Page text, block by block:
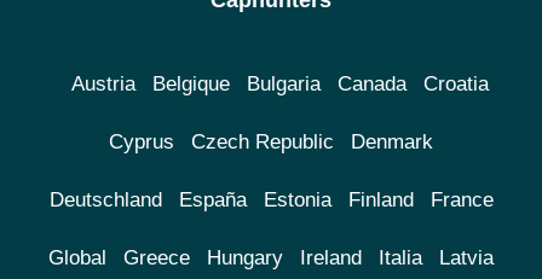
Austria Belgique Bulgaria Canada Croatia
Cyprus Czech Republic Denmark
Deutschland España Estonia Finland France
Global Greece Hungary Ireland Italia Latvia